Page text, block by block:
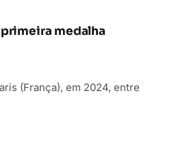
medalha
(França), em 2024, entre